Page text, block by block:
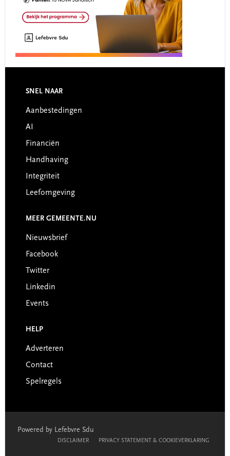
Footer
SNEL NAAR
Aanbestedingen
AI
Financiën
Handhaving
Integriteit
Leefomgeving
MEER GEMEENTE.NU
Nieuwsbrief
Facebook
Twitter
Linkedin
Events
HELP
Adverteren
Contact
Spelregels
Powered by Lefebvre Sdu
DISCLAIMER PRIVACY STATEMENT & COOKIEVERKLARING